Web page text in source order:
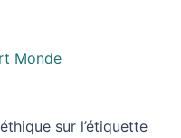
Monde
sur l’étiquette